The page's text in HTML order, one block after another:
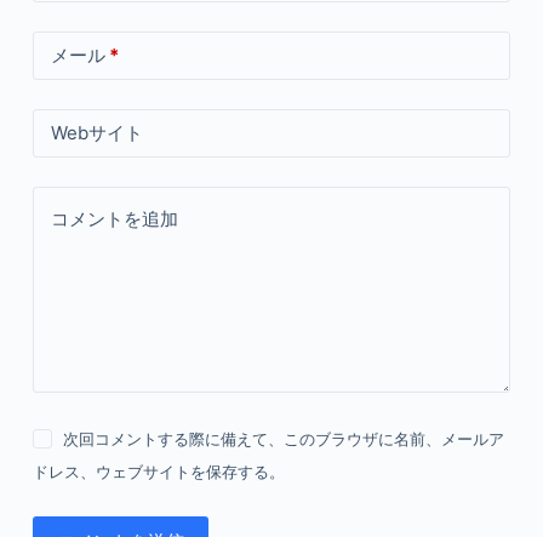
メール*
Webサイト
コメントを追加
次回コメントする際に備えて、このブラウザに名前、メールア
ドレス、ウェブサイトを保存する。